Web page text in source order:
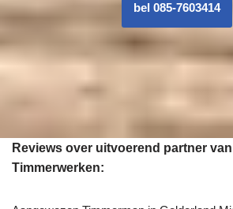
bel 085-7603414
Reviews over uitvoerend partner van
Timmerwerken: